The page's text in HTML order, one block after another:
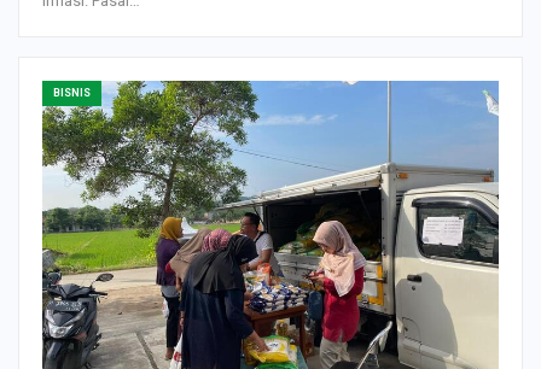
BISNIS